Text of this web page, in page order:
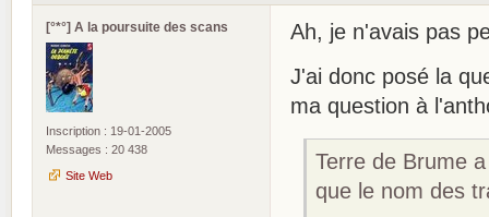
[°*°] A la poursuite des scans
Inscription : 19-01-2005
Messages : 20 438
Site Web
Ah, je n'avais pas
J'ai donc posé la
ma question à
Terre de Brume
que le nom des